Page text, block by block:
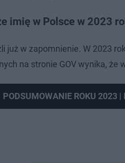
imię w Polsce w 2023
już w zapomnienie. W 2023
na stronie GOV wynika, że
PODSUMOWANIE ROKU 2023